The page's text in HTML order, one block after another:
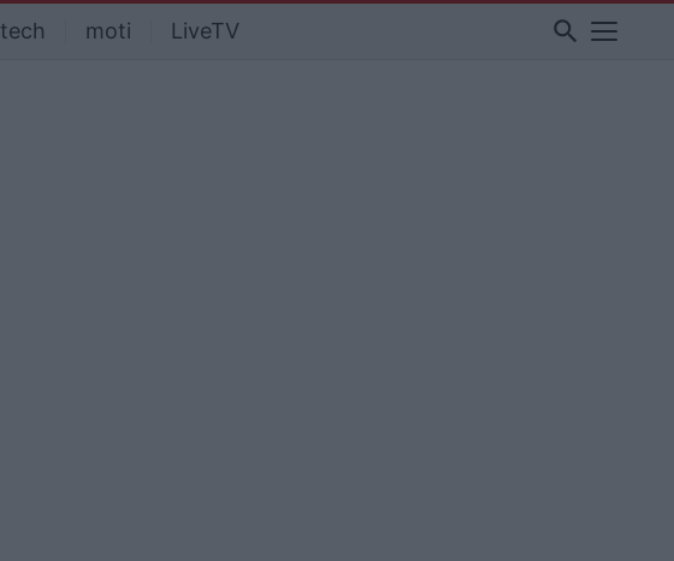
tech moti LiveTV search